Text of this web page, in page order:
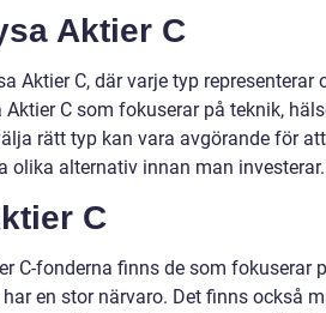
Aktier C
Aktier C, där varje typ representerar
C som fokuserar på teknik,
rätt typ kan vara avgörande för
olika alternativ innan man investerar.
C
C-fonderna finns de som fokuserar
en stor närvaro. Det finns också